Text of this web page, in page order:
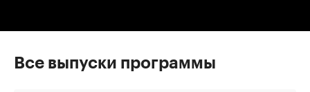
Все выпуски программы